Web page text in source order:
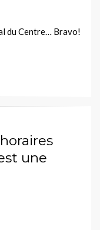
du Centre… Bravo!
une